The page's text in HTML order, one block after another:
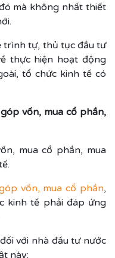
mà không nhất thiết
trình tự, thủ tục đầu tư
thực hiện hoạt động
tổ chức kinh tế có
vốn, mua cổ phần,
mua cổ phần, mua
vốn, mua cổ phần,
kinh tế phải đáp ứng
với nhà đầu tư nước
này;